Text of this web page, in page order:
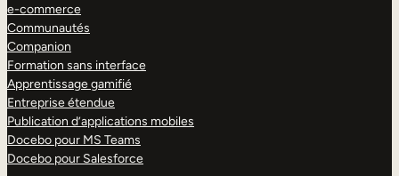
e-commerce
Communautés
Companion
Formation sans interface
Apprentissage gamifié
Entreprise étendue
Publication d’applications mobiles
Docebo pour MS Teams
Docebo pour Salesforce